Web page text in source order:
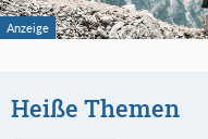
Heiße Themen